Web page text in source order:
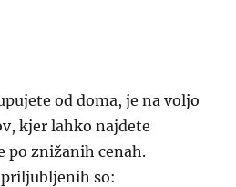
od doma, je na voljo
kjer lahko najdete
po znižanih cenah.
so: